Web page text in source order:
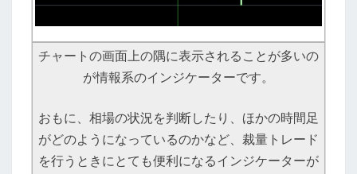
チャートの画面上の隅に表示されることが多いの
が情報系のインジケーターです。
おもに、相場の状況を判断したり、ほかの時間足
がどのようになっているのかなど、裁量トレード
を行うときにとても便利になるインジケーターが